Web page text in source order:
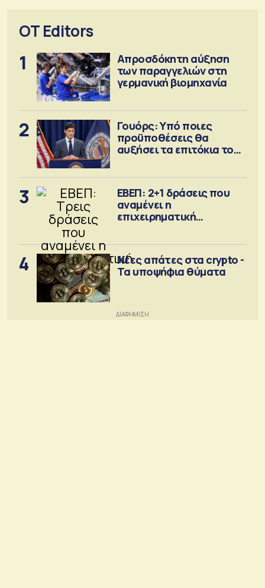
OT Editors
1
Απροσδόκητη αύξηση
των παραγγελιών στη
γερμανική βιομηχανία
2
Γουόρς: Υπό ποιες
προϋποθέσεις θα
αυξήσει τα επιτόκια τον
3
ΕΒΕΠ: 2+1 δράσεις που
αναμένει η
επιχειρηματική
4
Νέες απάτες στα crypto -
Τα υποψήφια θύματα